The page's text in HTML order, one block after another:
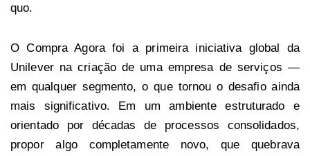
quo.
O Compra Agora foi a primeira iniciativa global da
Unilever na criação de uma empresa de serviços —
em qualquer segmento, o que tornou o desafio ainda
mais significativo. Em um ambiente estruturado e
orientado por décadas de processos consolidados,
propor algo completamente novo, que quebrava